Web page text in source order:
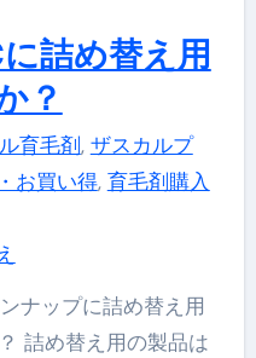
詰め替え用
？
育毛剤, ザスカルプ
お買い得, 育毛剤購入
詰め替え用の製品は